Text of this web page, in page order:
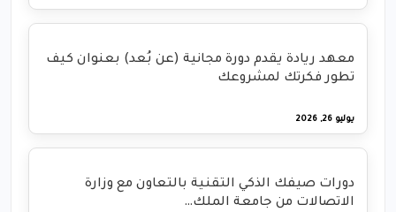
معهد ريادة يقدم دورة مجانية (عن بُعد) بعنوان كيف
تطور فكرتك لمشروعك
يوليو 26, 2026
دورات صيفك الذكي التقنية بالتعاون مع وزارة
الاتصالات من جامعة الملك…